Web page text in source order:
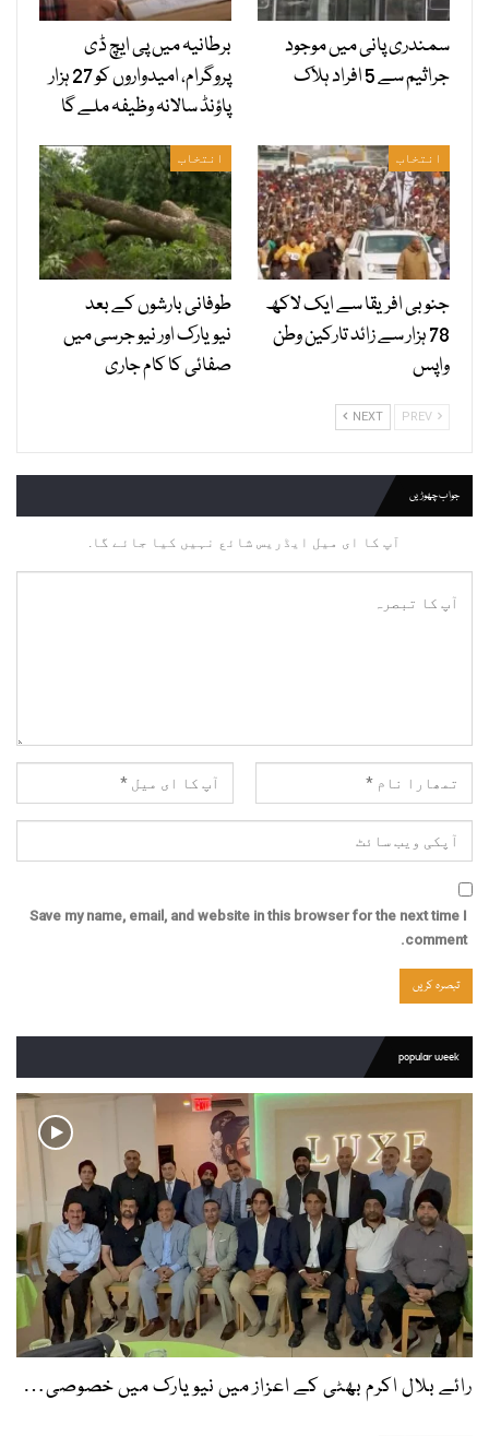
سمندری پانی میں موجود
جراثیم سے 5 افراد ہلاک
برطانیہ میں پی ایچ ڈی
پروگرام، امیدواروں کو 27 ہزار
پاؤنڈ سالانہ وظیفہ ملے گا
انتخاب
جنوبی افریقا سے ایک لاکھ
78 ہزار سے زائد تارکین وطن
واپس
انتخاب
طوفانی بارشوں کے بعد
نیویارک اور نیو جرسی میں
صفائی کا کام جاری
NEXT
جواب چھوڑیں
آپ کا ای میل ایڈریس شائع نہیں کیا جائے گا.
Save my name, email, and website in this browser for the next time I
comment.
popular week
رائے بلال اکرم بھٹی کے اعزاز میں نیویارک میں خصوصی…